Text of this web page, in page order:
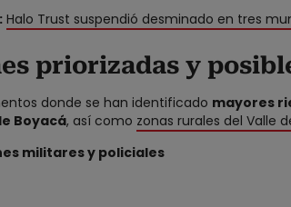
Halo Trust suspendió desminado en tres
priorizadas y
donde se han identificado mayores
Boyacá, así como zonas rurales del Valle
militares y policiales